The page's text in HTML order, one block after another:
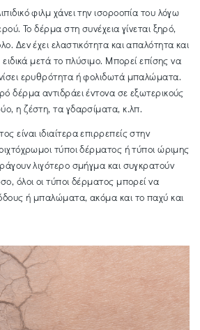
φιλμ χάνει την ισοροοπία του λόγω
Το δέρμα στη συνέχεια γίνεται ξηρό,
Δεν έχει ελαστικότητα και απαλότητα και
ειδικά μετά το πλύσιμο. Μπορεί επίσης να
ερυθρότητα ή φολιδωτά μπαλώματα.
δέρμα αντιδράει έντονα σε εξωτερικούς
η ζέστη, τα γδαρσίματα, κ.λπ.
είναι ιδιαίτερα επιρρεπείς στην
τύποι δέρματος ή τύποι ώριμης
λιγότερο σμήγμα και συγκρατούν
όλοι οι τύποι δέρματος μπορεί να
ή μπαλώματα, ακόμα και το παχύ και